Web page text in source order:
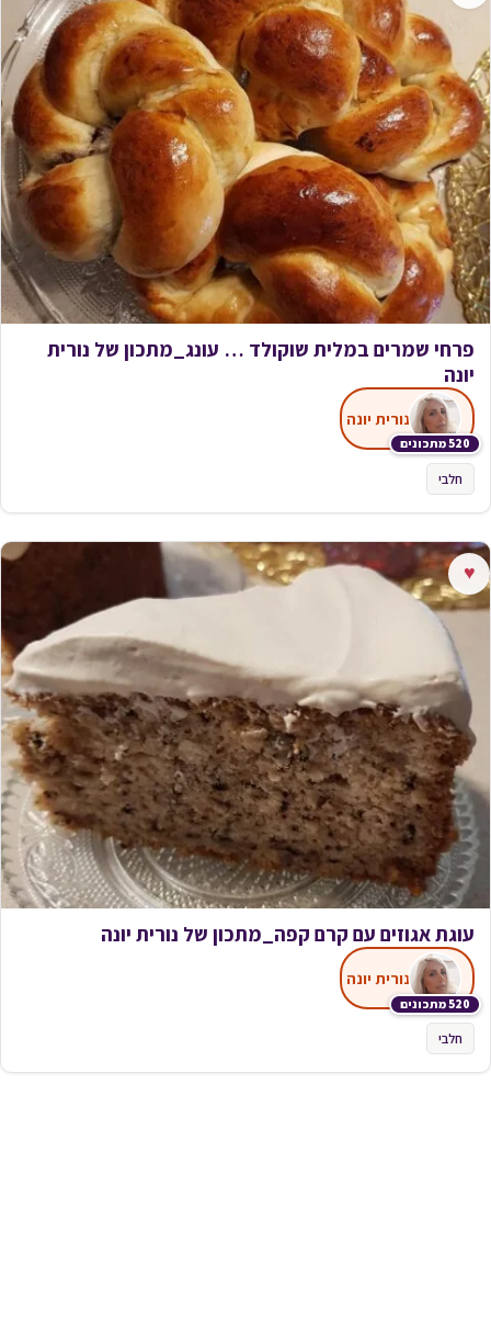
פרחי שמרים במלית שוקולד … עונג_מתכון של נורית
יונה
520 מתכונים
נורית יונה
חלבי
♥
עוגת אגוזים עם קרם קפה_מתכון של נורית יונה
520 מתכונים
נורית יונה
חלבי